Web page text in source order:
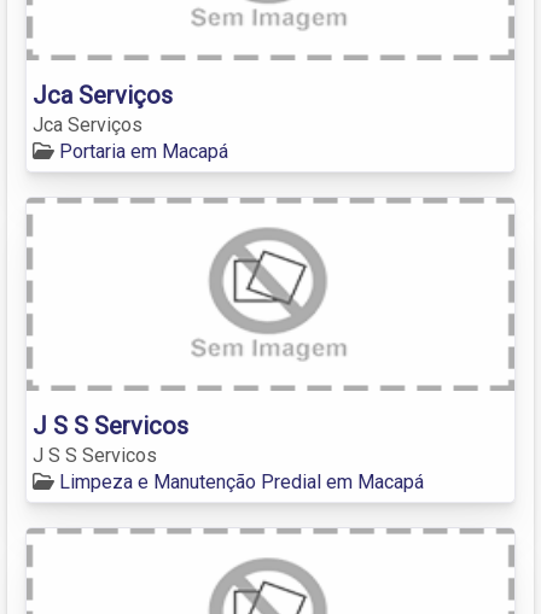
Jca Serviços
Jca Serviços
Portaria em Macapá
J S S Servicos
J S S Servicos
Limpeza e Manutenção Predial em Macapá